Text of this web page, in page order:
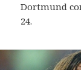
Dortmund
24.